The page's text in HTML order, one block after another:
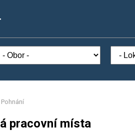
Pohnání
pracovní místa